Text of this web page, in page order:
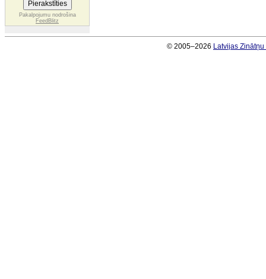
Pakalpojumu nodrošina
FeedBlitz
© 2005–2026 Latvijas